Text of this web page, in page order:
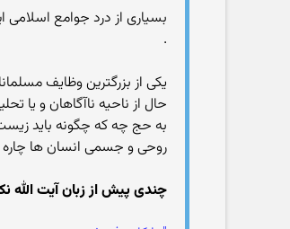
بسیاری از درد جوامع
.
یکی از بزرگترین وظایف
حال از ناحیه ناآگاهان و
به حج چه که چگونه باید
روحی و جسمی انسان ها
چندی پیش از زبان آیت الله